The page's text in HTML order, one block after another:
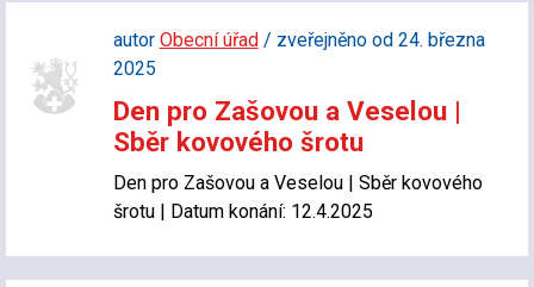
autor Obecní úřad/ zveřejněno od 24. března
2025
Den pro Zašovou a Veselou |
Sběr kovového šrotu
Den pro Zašovou a Veselou | Sběr kovového
šrotu | Datum konání: 12.4.2025